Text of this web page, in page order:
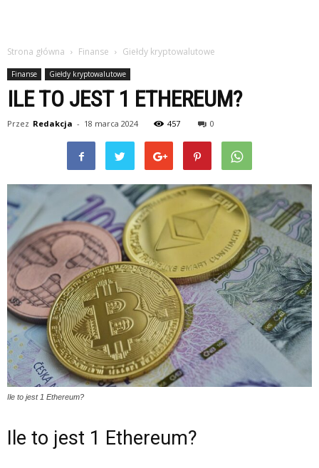
Strona główna Finanse Giełdy kryptowalutowe
Finanse Giełdy kryptowalutowe
ILE TO JEST 1 ETHEREUM?
Przez Redakcja - 18 marca 2024 457 0
Ile to jest 1 Ethereum?
Ile to jest 1 Ethereum?